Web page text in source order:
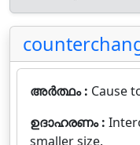
അർത്ഥം : Cause
ഉദാഹരണം :
smaller size.